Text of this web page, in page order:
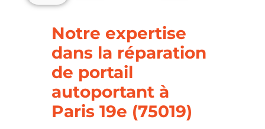
Notre expertise
dans la réparation
de portail
autoportant à
Paris 19e (75019)